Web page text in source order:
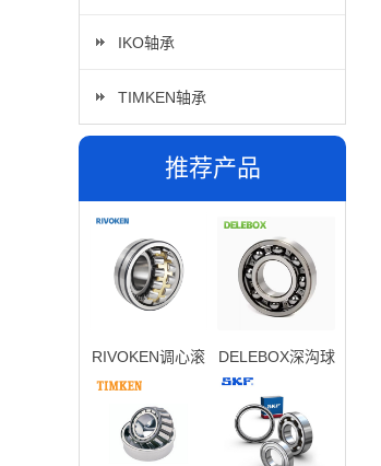
IKO轴承
TIMKEN轴承
推荐产品
RIVOKEN调心滚
子轴承
DELEBOX深沟球